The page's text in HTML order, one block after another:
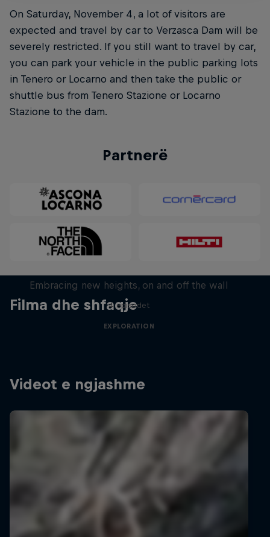
On Saturday, November 4, a lot of visitors are
expected and travel by car to Verzasca Dam will be
severely restricted. If you still want to travel by car,
you can park your vehicle in the public parking lots
in Tenero or Locarno and then take the public or
shuttle bus from Tenero Stazione or Locarno
Stazione to the dam.
Partnerë
Filma dhe shfaqje
Embracing new heights, on and off the wall
4 episodet
EXPLORATION
Videot e ngjashme